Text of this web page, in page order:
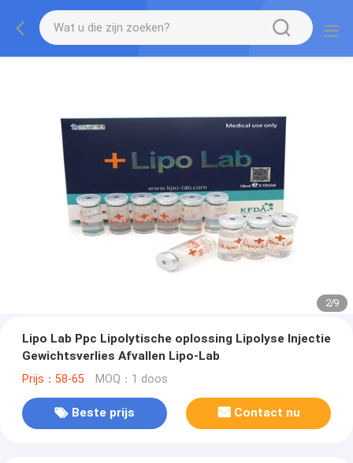
2/9
Lipo Lab Ppc Lipolytische oplossing Lipolyse Injectie
Gewichtsverlies Afvallen Lipo-Lab
Prijs：58-65 MOQ：1 doos
Beste prijs Contact nu